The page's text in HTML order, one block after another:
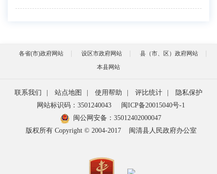
各省(市)政府网站 设区市政府网站
县（市、区）政府网站
本县网站
联系我们 站点地图 使用帮助 评比统计
隐私保护
网站标识码：3501240043
闽ICP备20015040号-1
闽公网安备： 35012402000047
版权所有 Copyright © 2004-2017
闽清县人民政府办公室